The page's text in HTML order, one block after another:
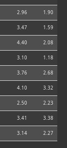
2.96 1.90
3.47 1.59
4.40 2.08
3.10 1.18
3.76 2.68
4.10 3.32
2.50 2.23
3.41 3.38
3.14 2.27